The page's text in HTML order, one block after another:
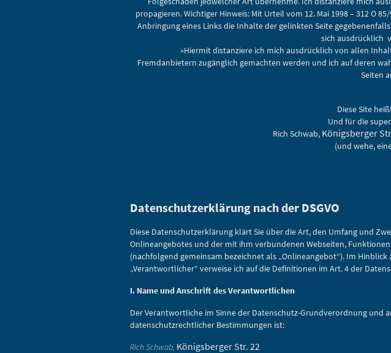
propagieren. Wichtiger Hinweis: Mit Urteil vom 12. Mai 1998 – 312 O
Anbringung eines Links die Inhalte der gelinkten Seite
sich ausdrücklich
»Hiermit distanziere ich mich ausdrücklich von allen
Fremdanbietern zugänglich gemachten werden und ich auf deren
Seiten
Diese Site
Und für die
Rich Schwab, Königsberger
(und wehe,
Datenschutzerklärung nach der DSGVO
Diese Datenschutzerklärung klärt Sie über die Art, den Umfang und
Onlineangebotes und der mit ihm verbundenen Webseiten,
(nachfolgend gemeinsam bezeichnet als „Onlineangebot“). Im
„Verantwortlicher“ verweise ich auf die Definitionen im Art. 4 der
I. Name und Anschrift des Verantwortlichen
Der Verantwortliche im Sinne der Datenschutz-Grundverordnung und
datenschutzrechtlicher Bestimmungen ist:
Rich Schwab, Königsberger Str. 22